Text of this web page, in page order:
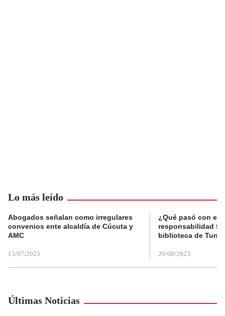
Lo más leído
Abogados señalan como irregulares
convenios ente alcaldía de Cúcuta y
AMC
13/07/2023
¿Qué pasó con el
responsabilidad
biblioteca de
29/08/2023
Últimas Noticias